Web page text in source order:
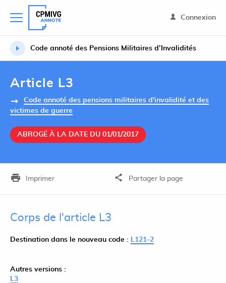
Connexion
Code annoté des Pensions Militaires d’Invalidités
Article L3
Code annoté des pensions militaires d'invalidité et des
victimes de guerre
ABROGÉ À LA DATE DU 01/01/2017
Imprimer Partager la page
Corps de l'article L3
Destination dans le nouveau code : L121-2
Autres versions :
L3